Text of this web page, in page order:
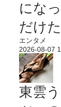
にな
だけた
エンタメ
2026-08-07
東雲